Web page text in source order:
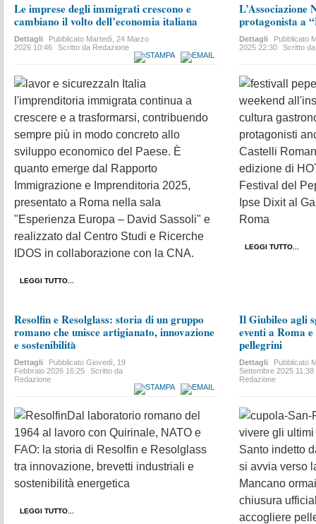
Le imprese degli immigrati crescono e
cambiano il volto dell’economia italiana
Dettagli Pubblicato Martedì, 24 Marzo
2026 10:46
Scritto da Redazione
In Italia
l'imprenditoria immigrata continua a
crescere e a trasformarsi, contribuendo
sempre più in modo concreto allo
sviluppo economico del Paese. È
quanto emerge dal Rapporto
Immigrazione e Imprenditoria 2025,
presentato a Roma nella sala
"Esperienza Europa – David Sassoli" e
realizzato dal Centro Studi e Ricerche
IDOS in collaborazione con la CNA.
LEGGI TUTTO...
L’Associazione
protagonista a
Dettagli Pubblicato
2025 22:30
Scritto
weekend
cultura
protagonisti
Castelli
edizione di
Festival del
Ipse Dixit al
Roma
LEGGI TUTTO...
Resolfin e Resolglass: storia di un gruppo
romano che unisce artigianato, innovazione
e sostenibilità
Dettagli Pubblicato Giovedì, 19
Febbraio 2026 16:25
Scritto da
Redazione
Dal laboratorio romano del
1964 al lavoro con Quirinale, NATO e
FAO: la storia di Resolfin e Resolglass
tra innovazione, brevetti industriali e
sostenibilità energetica
LEGGI TUTTO...
Il Giubileo agli
eventi a Roma
pellegrini
Dettagli Pubblicato
Settembre 2025 11:38
Redazione
vivere gli
Santo indetto
si avvia verso
Mancano
chiusura
accogliere